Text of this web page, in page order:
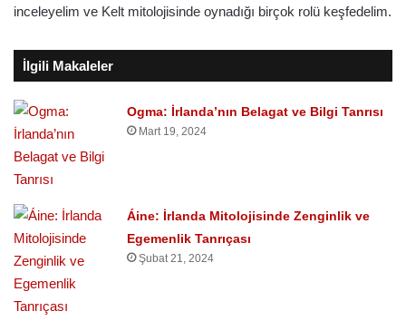
inceleyelim ve Kelt mitolojisinde oynadığı birçok rolü keşfedelim.
İlgili Makaleler
Ogma: İrlanda’nın Belagat ve Bilgi Tanrısı
Mart 19, 2024
Áine: İrlanda Mitolojisinde Zenginlik ve
Egemenlik Tanrıçası
Şubat 21, 2024